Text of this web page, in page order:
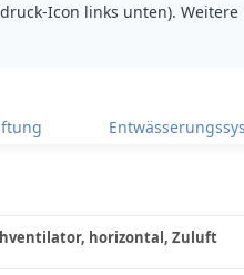
Icon links unten).
horizontal, Zuluft